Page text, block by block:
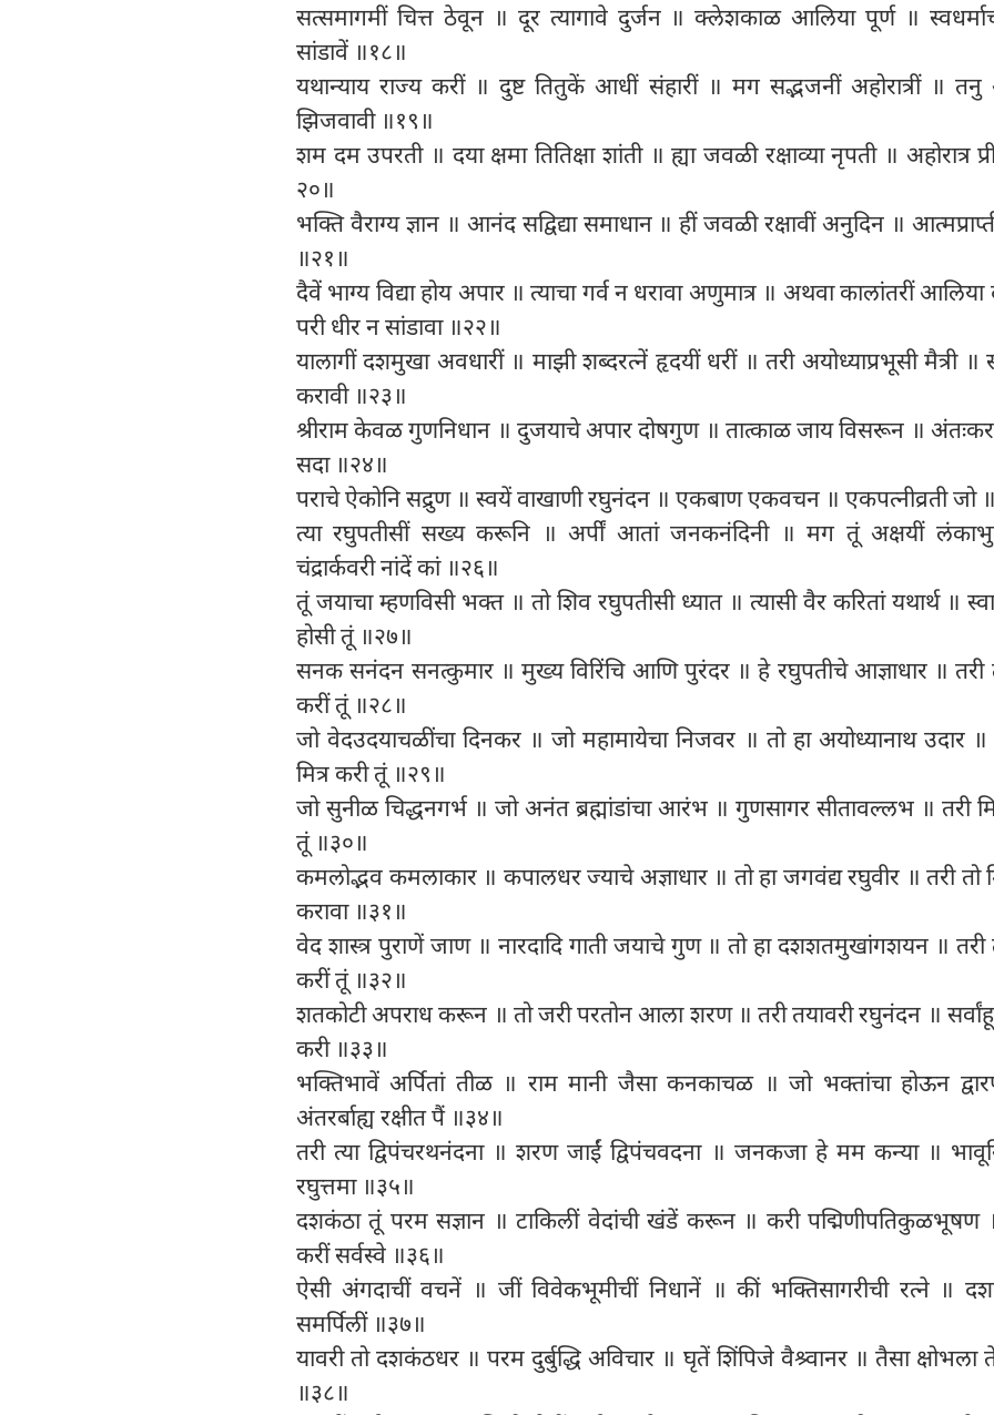
सत्समागमीं चित्त ठेवून ॥ दूर त्यागावे दुर्जन ॥ क्लेशकाळ आलिया पूर्ण ॥
सांडावें ॥१८॥
यथान्याय राज्य करीं ॥ दुष्ट तितुकें आधीं संहारीं ॥ मग सद्भजनीं अहोरात्रीं ॥
झिजवावी ॥१९॥
शम दम उपरती ॥ दया क्षमा तितिक्षा शांती ॥ ह्या जवळी रक्षाव्या नृपती ॥ अहोरात्र
२०॥
भक्ति वैराग्य ज्ञान ॥ आनंद सद्विद्या समाधान ॥ हीं जवळी रक्षावीं अनुदिन ॥
॥२१॥
दैवें भाग्य विद्या होय अपार ॥ त्याचा गर्व न धरावा अणुमात्र ॥ अथवा कालांतरीं आलिया
परी धीर न सांडावा ॥२२॥
यालागीं दशमुखा अवधारीं ॥ माझी शब्दरत्नें हृदयीं धरीं ॥ तरी अयोध्याप्रभूसी मैत्री ॥
करावी ॥२३॥
श्रीराम केवळ गुणनिधान ॥ दुजयाचे अपार दोषगुण ॥ तात्काळ जाय विसरून ॥
सदा ॥२४॥
पराचे ऐकोनि सद्रुण ॥ स्वयें वाखाणी रघुनंदन ॥ एकबाण एकवचन ॥ एकपत्नीव्रती जो
त्या रघुपतीसीं सख्य करूनि ॥ अर्पीं आतां जनकनंदिनी ॥ मग तूं अक्षयीं
चंद्रार्कवरी नांदें कां ॥२६॥
तूं जयाचा म्हणविसी भक्त ॥ तो शिव रघुपतीसी ध्यात ॥ त्यासी वैर करितां यथार्थ ॥
होसी तूं ॥२७॥
सनक सनंदन सनत्कुमार ॥ मुख्य विरिंचि आणि पुरंदर ॥ हे रघुपतीचे आज्ञाधार ॥ तरी
करीं तूं ॥२८॥
जो वेदउदयाचळींचा दिनकर ॥ जो महामायेचा निजवर ॥ तो हा अयोध्यानाथ उदार ॥
मित्र करी तूं ॥२९॥
जो सुनीळ चिद्धनगर्भ ॥ जो अनंत ब्रह्मांडांचा आरंभ ॥ गुणसागर सीतावल्लभ ॥ तरी
तूं ॥३०॥
कमलोद्भव कमलाकार ॥ कपालधर ज्याचे अज्ञाधार ॥ तो हा जगवंद्य रघुवीर ॥ तरी तो
करावा ॥३१॥
वेद शास्त्र पुराणें जाण ॥ नारदादि गाती जयाचे गुण ॥ तो हा दशशतमुखांगशयन ॥ तरी
करीं तूं ॥३२॥
शतकोटी अपराध करून ॥ तो जरी परतोन आला शरण ॥ तरी तयावरी रघुनंदन ॥ सर्वांहून
करी ॥३३॥
भक्तिभावें अर्पितां तीळ ॥ राम मानी जैसा कनकाचळ ॥ जो भक्तांचा होऊन
अंतरर्बाह्य रक्षीत पैं ॥३४॥
तरी त्या द्विपंचरथनंदना ॥ शरण जाईं द्विपंचवदना ॥ जनकजा हे मम कन्या ॥
रघुत्तमा ॥३५॥
दशकंठा तूं परम सज्ञान ॥ टाकिलीं वेदांची खंडें करून ॥ करी पद्मिणीपतिकुळभूषण
करीं सर्वस्वे ॥३६॥
ऐसी अंगदाचीं वचनें ॥ जीं विवेकभूमीचीं निधानें ॥ कीं भक्तिसागरीची रत्ने ॥
समर्पिलीं ॥३७॥
यावरी तो दशकंठधर ॥ परम दुर्बुद्धि अविचार ॥ घृतें शिंपिजे वैश्र्वानर ॥ तैसा क्षोभला
॥३८॥